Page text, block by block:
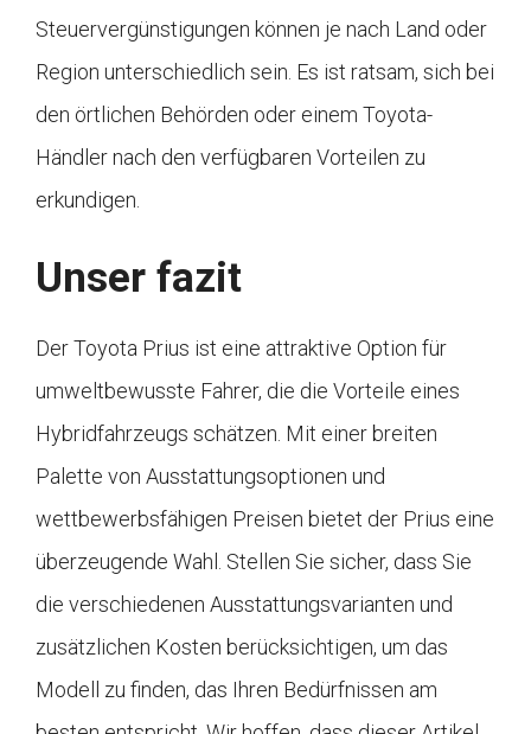
Steuervergünstigungen können je nach Land oder
Region unterschiedlich sein. Es ist ratsam, sich bei
den örtlichen Behörden oder einem Toyota-
Händler nach den verfügbaren Vorteilen zu
erkundigen.
Unser fazit
Der Toyota Prius ist eine attraktive Option für
umweltbewusste Fahrer, die die Vorteile eines
Hybridfahrzeugs schätzen. Mit einer breiten
Palette von Ausstattungsoptionen und
wettbewerbsfähigen Preisen bietet der Prius eine
überzeugende Wahl. Stellen Sie sicher, dass Sie
die verschiedenen Ausstattungsvarianten und
zusätzlichen Kosten berücksichtigen, um das
Modell zu finden, das Ihren Bedürfnissen am